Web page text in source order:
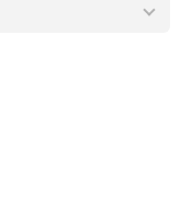
экономике